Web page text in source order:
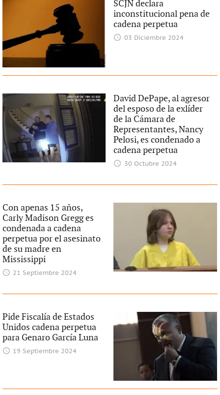
SCJN declara
inconstitucional pena de
cadena perpetua
03 Diciembre 2024
David DePape, al agresor
del esposo de la exlíder
de la Cámara de
Representantes, Nancy
Pelosi, es condenado a
cadena perpetua
30 Octubre 2024
Con apenas 15 años,
Carly Madison Gregg es
condenada a cadena
perpetua por el asesinato
de su madre en
Mississippi
21 Septiembre 2024
Pide Fiscalía de Estados
Unidos cadena perpetua
para Genaro García Luna
19 Septiembre 2024